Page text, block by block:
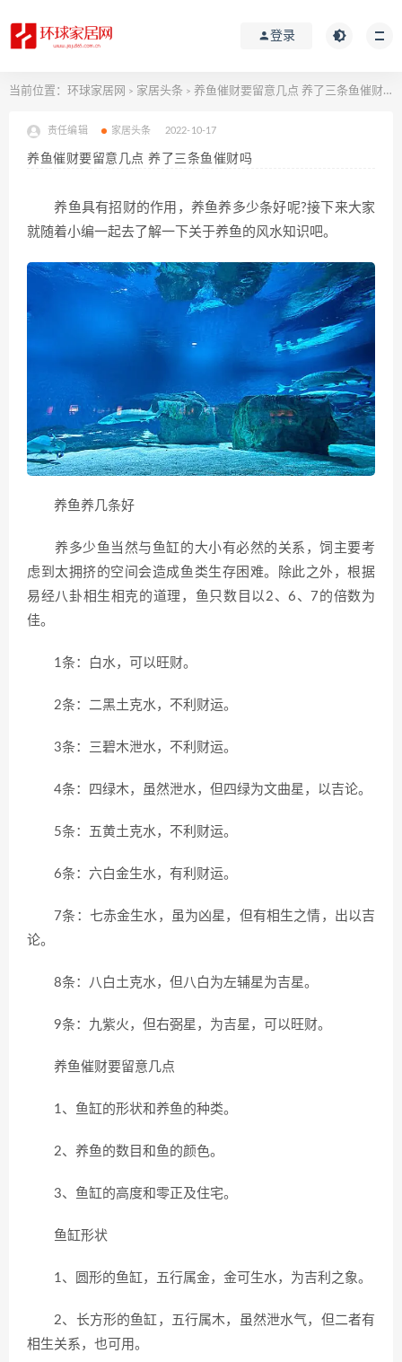
登录
当前位置： 环球家居网 > 家居头条 > 养鱼催财要留意几点 养了三条鱼催财吗
责任编辑 家居头条 2022-10-17
养鱼催财要留意几点 养了三条鱼催财吗
养鱼具有招财的作用，养鱼养多少条好呢?接下来大家
就随着小编一起去了解一下关于养鱼的风水知识吧。
养鱼养几条好
养多少鱼当然与鱼缸的大小有必然的关系，饲主要考
虑到太拥挤的空间会造成鱼类生存困难。除此之外，根据
易经八卦相生相克的道理，鱼只数目以2、6、7的倍数为
佳。
1条：白水，可以旺财。
2条：二黑土克水，不利财运。
3条：三碧木泄水，不利财运。
4条：四绿木，虽然泄水，但四绿为文曲星，以吉论。
5条：五黄土克水，不利财运。
6条：六白金生水，有利财运。
7条：七赤金生水，虽为凶星，但有相生之情，出以吉
论。
8条：八白土克水，但八白为左辅星为吉星。
9条：九紫火，但右弼星，为吉星，可以旺财。
养鱼催财要留意几点
1、鱼缸的形状和养鱼的种类。
2、养鱼的数目和鱼的颜色。
3、鱼缸的高度和零正及住宅。
鱼缸形状
1、圆形的鱼缸，五行属金，金可生水，为吉利之象。
2、长方形的鱼缸，五行属木，虽然泄水气，但二者有
相生关系，也可用。